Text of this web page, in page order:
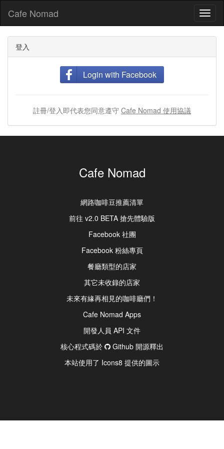
Cafe Nomad
登入
Login with Facebook
註冊/登入即代表您同意遵守 Cafe Nomad 使用協議
Cafe Nomad
網路咖啡豆推薦清單
前往 v2.0 BETA 搶先體驗版
Facebook 社團
Facebook 粉絲專頁
餐廳類型的店家
其它未收錄的店家
未來有緣再相見的咖啡廳們！
Cafe Nomad Apps
開發人員 API 文件
核心程式碼於
Github 開源釋出
本站使用了 Icons8 提供的圖示